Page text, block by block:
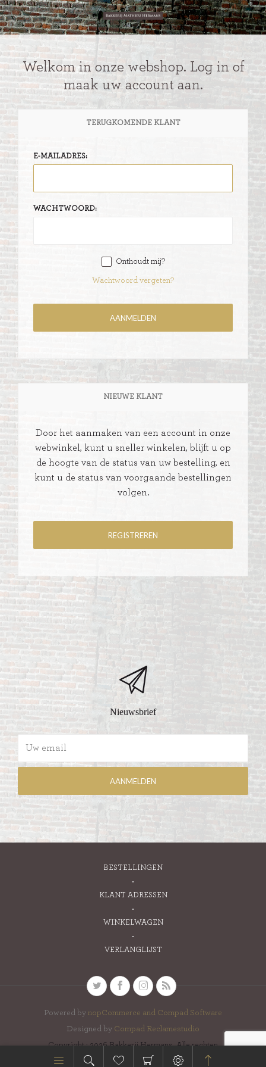
Welkom in onze webshop. Log in of
maak uw account aan.
TERUGKOMENDE KLANT
E-MAILADRES:
WACHTWOORD:
Onthoudt mij?
Wachtwoord vergeten?
NIEUWE KLANT
Door het aanmaken van een account in onze
webwinkel, kunt u sneller winkelen, blijft u op
de hoogte van de status van uw bestelling, en
kunt u de status van voorgaande bestellingen
volgen.
Nieuwsbrief
BESTELLINGEN
KLANT ADRESSEN
WINKELWAGEN
VERLANGLIJST
Powered by nopCommerce and Compad Software
Designed by Compad Reclamestudio
Copyright ; 2026 Bakkerij Hermans. Alle rechten
voorbehouden.